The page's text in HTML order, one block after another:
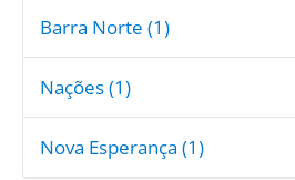
Barra Norte (1)
Nações (1)
Nova Esperança (1)